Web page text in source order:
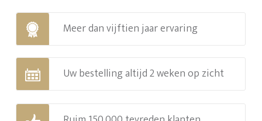
Meer dan vijftien jaar ervaring
Uw bestelling altijd 2 weken op zicht